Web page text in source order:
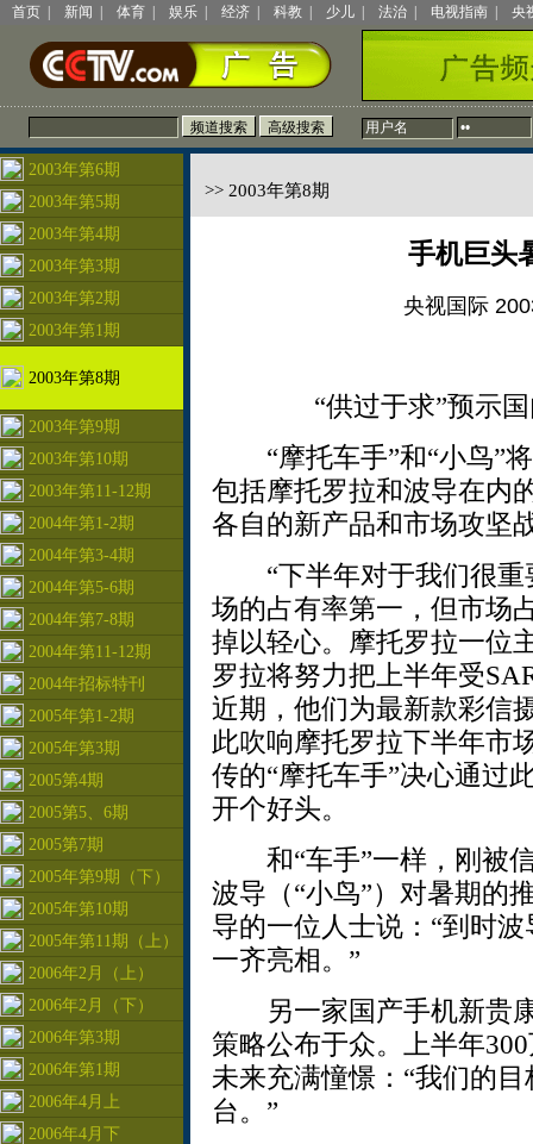
首页 新闻 体育 娱乐 经济 科教 少儿 法治 电视指南 央
2003年第6期
2003年第5期
2003年第4期
2003年第3期
2003年第2期
2003年第1期
2003年第8期
2003年第9期
2003年第10期
2003年第11-12期
2004年第1-2期
2004年第3-4期
2004年第5-6期
2004年第7-8期
2004年第11-12期
2004年招标特刊
2005年第1-2期
2005年第3期
2005第4期
2005第5、6期
2005第7期
2005年第9期（下）
2005年第10期
2005年第11期（上）
2006年2月（上）
2006年2月（下）
2006年第3期
2006年第1期
2006年4月上
2006年4月下
>> 2003年第8期
手机巨头
央视国际
“供过于求”预示
“摩托车手”和“小鸟”将
包括摩托罗拉和波导在内
各自的新产品和市场攻坚
“下半年对于我们很重
场的占有率第一，但市场
掉以轻心。摩托罗拉一位
罗拉将努力把上半年受
近期，他们为最新款彩信
此吹响摩托罗拉下半年市
传的“摩托车手”决心通过
开个好头。
和“车手”一样，刚被信
波导（“小鸟”）对暑期的
导的一位人士说：“到时
一齐亮相。”
另一家国产手机新贵康
策略公布于众。上半年
未来充满憧憬：“我们的
台。”